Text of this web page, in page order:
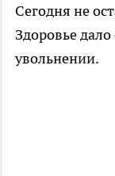
Сегодня не
Здоровье
увольнении.